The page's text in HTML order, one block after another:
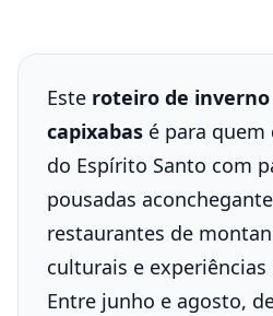
Este roteiro de
capixabas é para
do Espírito Santo com
pousadas
restaurantes de
culturais e
Entre junho e agosto,